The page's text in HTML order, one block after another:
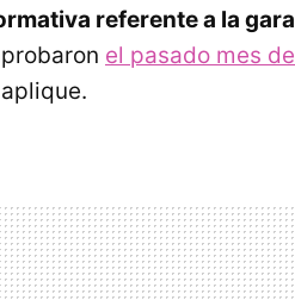
referente a la
el pasado mes